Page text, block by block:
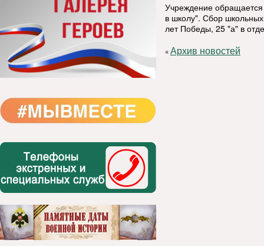
Учреждение
в школу". Сбор
лет Победы, 25 "а" в
«Архив новостей